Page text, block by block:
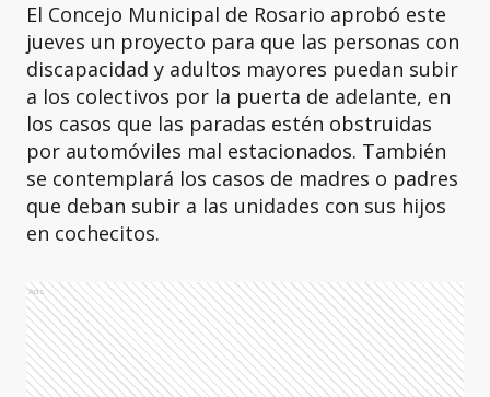
El Concejo Municipal de Rosario aprobó este
jueves un proyecto para que las personas con
discapacidad y adultos mayores puedan subir
a los colectivos por la puerta de adelante, en
los casos que las paradas estén obstruidas
por automóviles mal estacionados. También
se contemplará los casos de madres o padres
que deban subir a las unidades con sus hijos
en cochecitos.
Ads